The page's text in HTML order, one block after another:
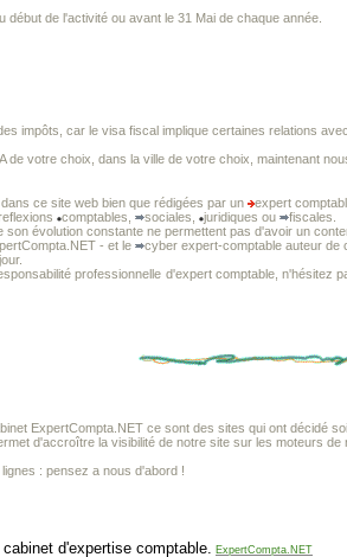
début de l'activité ou avant le 31 Mai de chaque année.
impôts, car le visa fiscal implique certaines relations
de votre choix, dans la ville de votre choix, maintenant
ce site web bien que rédigées par un expert
comptables, sociales, juridiques ou
fiscales.
évolution constante ne permettent pas d'avoir un
- et le
cyber expert-comptable auteur de
professionnelle d'expert comptable, n'hésitez
ExpertCompta.NET ce sont des sites qui ont décidé
d'accroître la visibilité de notre site sur les moteurs
: pensez a nous d'abord !
d'expertise comptable. ExpertCompta.NET